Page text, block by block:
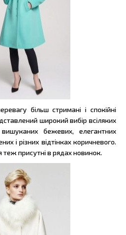
більш стримані і спокійні
широкий вибір всіляких
бежевих, елегантних
і різних відтінках коричневого.
теж присутні в рядах новинок.